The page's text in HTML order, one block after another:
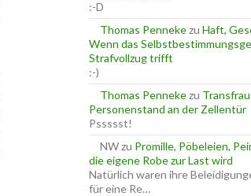
:-D
Thomas Pennekezu Haft,
Wenn das
Strafvollzug trifft
:-)
Thomas Pennekezu
Personenstand an der Zellentür
Pssssst!
NWzu Promille, Pöbeleien,
die eigene Robe zur Last wird
Natürlich waren ihre
für eine Re…